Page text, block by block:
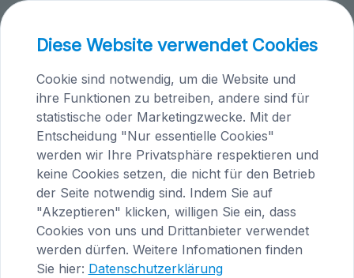
A-9063 Maria Saal
E-Mail:tieraerztin@knafl.at
Tierärztepraxen Knafl
Diese Website verwendet Cookies
Cookie sind notwendig, um die Website und
ihre Funktionen zu betreiben, andere sind für
statistische oder Marketingzwecke. Mit der
Entscheidung "Nur essentielle Cookies"
werden wir Ihre Privatsphäre respektieren und
keine Cookies setzen, die nicht für den Betrieb
der Seite notwendig sind. Indem Sie auf
"Akzeptieren" klicken, willigen Sie ein, dass
Cookies von uns und Drittanbieter verwendet
werden dürfen. Weitere Infomationen finden
Sie hier: Datenschutzerklärung